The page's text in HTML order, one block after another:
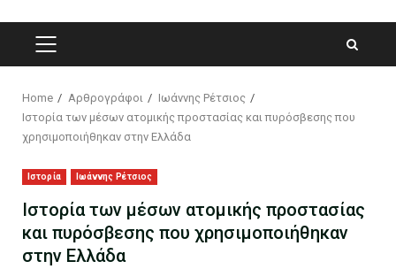
PRIMARY
Home Αρθρογράφοι
Ιωάννης Ρέτσιος
Ιστορία των μέσων ατομικής προστασίας και πυρόσβεσης που
χρησιμοποιήθηκαν στην Ελλάδα
Ιστορία Ιωάννης Ρέτσιος
Ιστορία των μέσων ατομικής προστασίας
και πυρόσβεσης που χρησιμοποιήθηκαν
στην Ελλάδα